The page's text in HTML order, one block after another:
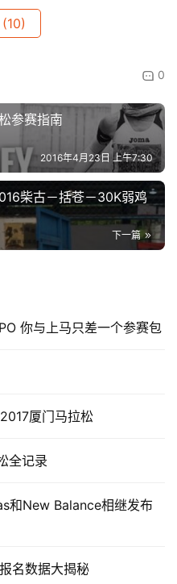
(10)
0
参赛指南
2016年4月23日 上午7:30
柴古－括苍－30K弱鸡
下一篇
你与上马只差一个参赛包
厦门马拉松
全记录
和New Balance相继发布
名数据大揭秘